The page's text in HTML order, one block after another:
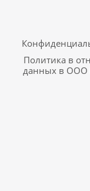
Политика в
данных в ООО